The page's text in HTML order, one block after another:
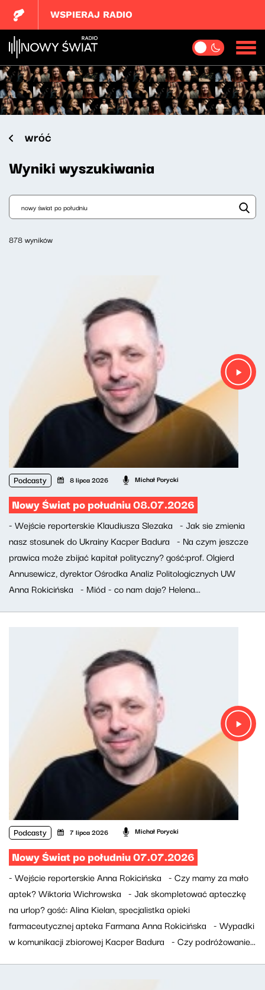
WSPIERAJ RADIO
wróć
Wyniki wyszukiwania
878 wyników
Podcasty 8 lipca 2026 Michał Porycki
Nowy Świat po południu 08.07.2026
- Wejście reporterskie Klaudiusza Slezaka - Jak sie zmienia
nasz stosunek do Ukrainy Kacper Badura - Na czym jeszcze
prawica może zbijać kapitał polityczny? gość:prof. Olgierd
Annusewicz, dyrektor Ośrodka Analiz Politologicznych UW
Anna Rokicińska - Miód - co nam daje? Helena...
Podcasty 7 lipca 2026 Michał Porycki
Nowy Świat po południu 07.07.2026
- Wejście reporterskie Anna Rokicińska - Czy mamy za mało
aptek? Wiktoria Wichrowska - Jak skompletować apteczkę
na urlop? gość: Alina Kielan, specjalistka opieki
farmaceutycznej apteka Farmana Anna Rokicińska - Wypadki
w komunikacji zbiorowej Kacper Badura - Czy podróżowanie...